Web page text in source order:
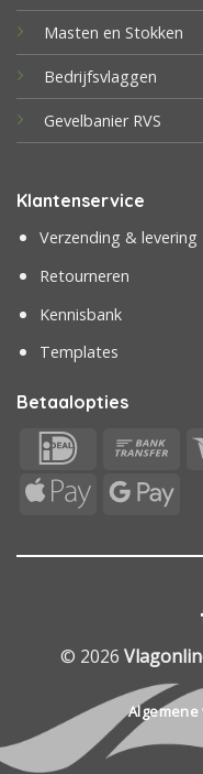
Masten en Stokken
Bedrijfsvlaggen
Gevelbanier RVS
Klantenservice
Verzending & levering
Retourneren
Kennisbank
Templates
Betaalopties
IDeal
Apple
© 2026